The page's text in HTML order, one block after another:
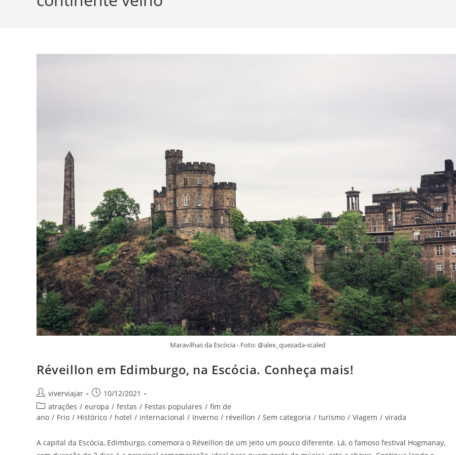
Maravilhas da Escócia - Foto: @alex_quezada-scaled
Réveillon em Edimburgo, na Escócia. Conheça mais!
Autor
do
post:
viverviajar
Post
publicado:
10/12/2021
Categoria
do
atrações / europa / festas / Festas populares / fim de
ano / Frio / Histórico / hotel / internacional / Inverno / réveillon / Sem categoria / turismo / Viagem / virada
A capital da Escócia, Edimburgo, comemora o Réveillon de um jeito um pouco diferente. Lá, o famoso festival Hogmanay,